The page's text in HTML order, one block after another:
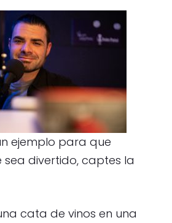
ejemplo para que
divertido, captes la
cata de vinos en una